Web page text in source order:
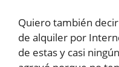
Quiero también
de alquiler por
de estas y casi